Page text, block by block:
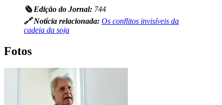
🗞️ Edição do Jornal: 744
🔗 Notícia relacionada: Os conflitos invisíveis da
cadeia da soja
Fotos